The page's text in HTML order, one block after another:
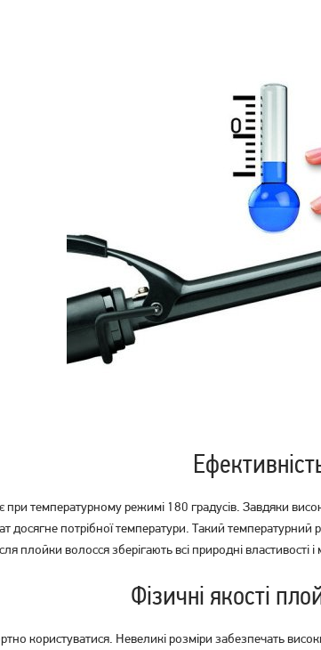
температурному режимі 180 градусів. Завдяки
досягне потрібної температури. Такий
плойки волосся зберігають всі природні
Фізичні якості
користуватися. Невеликі розміри забезпечать